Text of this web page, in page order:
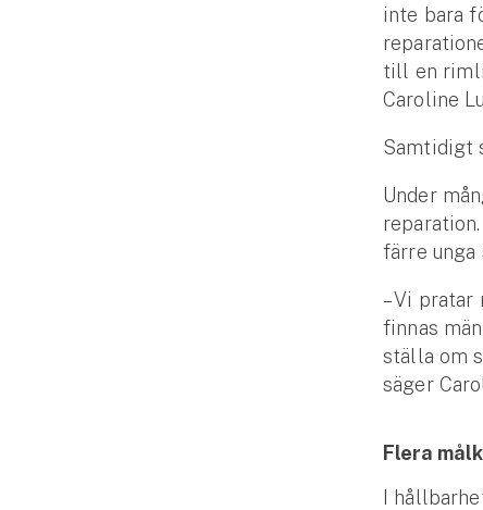
inte bara
till en
Caroline
Samtidigt
Under
färre
– Vi
finnas
ställa om
säger
Flera
I